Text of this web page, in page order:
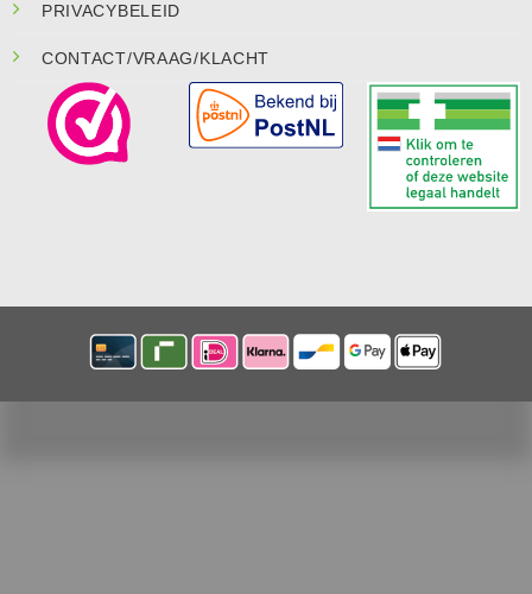
PRIVACYBELEID
CONTACT/VRAAG/KLACHT